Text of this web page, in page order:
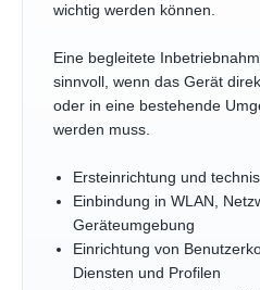
wichtig werden können.
Eine begleitete
sinnvoll, wenn das Gerät
oder in eine bestehende
werden muss.
Ersteinrichtung und
Einbindung in WLAN,
Geräteumgebung
Einrichtung von
Diensten und Profilen